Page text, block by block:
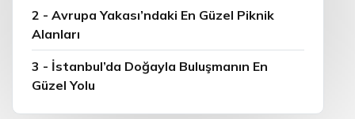
2 - Avrupa Yakası’ndaki En Güzel Piknik
Alanları
3 - İstanbul’da Doğayla Buluşmanın En
Güzel Yolu